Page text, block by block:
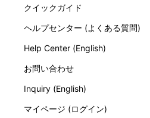
クイックガイド
ヘルプセンター (よくある質問)
Help Center (English)
お問い合わせ
Inquiry (English)
マイページ (ログイン)